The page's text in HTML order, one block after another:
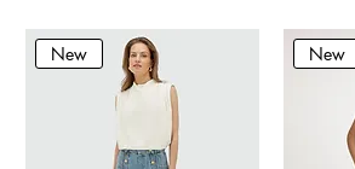
New New